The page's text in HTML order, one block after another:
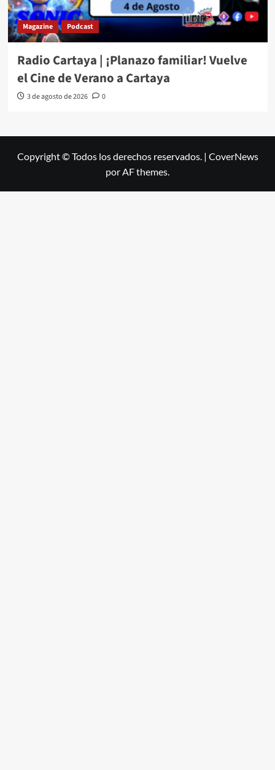
Magazine Podcast
Radio Cartaya | ¡Planazo familiar! Vuelve
el Cine de Verano a Cartaya
3 de agosto de 2026 0
Copyright © Todos los derechos reservados. | CoverNews
por AF themes.